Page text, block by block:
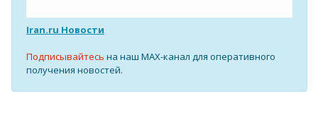
Iran.ru Новости
Подписывайтесь на наш MAX-канал для оперативного
получения новостей.